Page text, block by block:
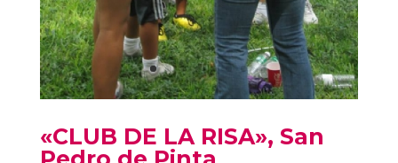
«CLUB DE LA RISA», San